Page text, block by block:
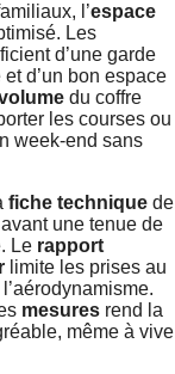
l’espace
Les
d’une garde
d’un bon espace
du coffre
les courses ou
week-end sans
fiche technique de
une tenue de
Le rapport
limite les prises au
mesures rend la
même à vive